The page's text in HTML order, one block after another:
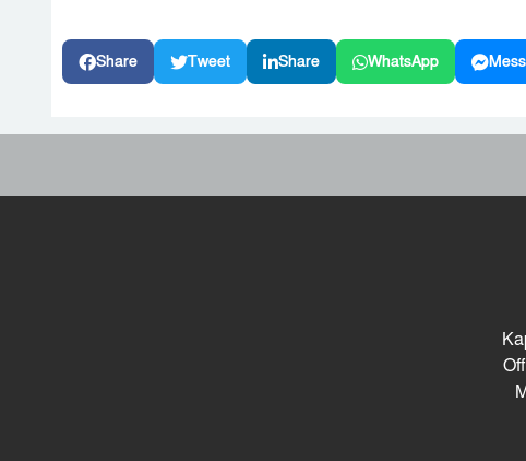
Share Tweet Share WhatsApp